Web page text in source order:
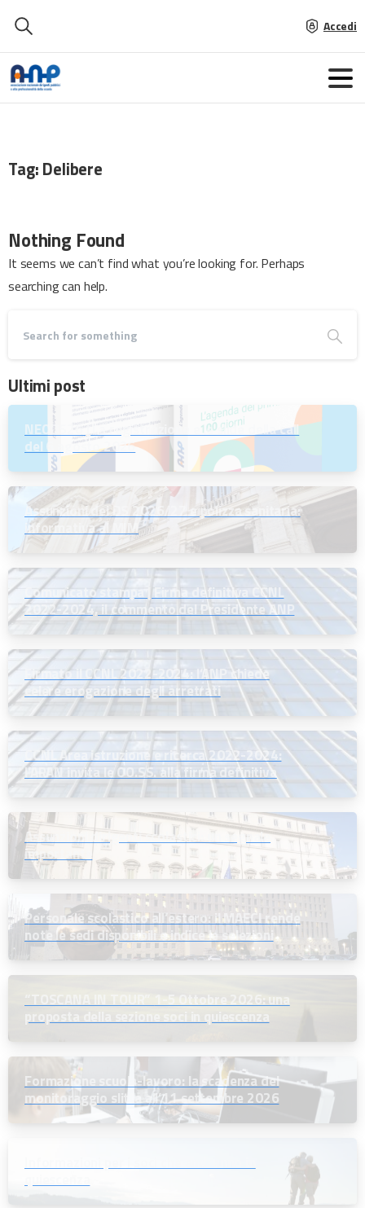
Accedi
Tag:Delibere
Nothing Found
It seems we can’t find what you’re looking for. Perhaps
searching can help.
Ultimi post
NEODS26 | La registrazione e le slide della call
del 6 agosto 2026
Assunzioni dei DS 2026/27 e polizza sanitaria:
informativa al MIM
Comunicato stampa | Firma definitiva CCNL
2022-2024, il commento del Presidente ANP
Firmato il CCNL 2022-2024: l’ANP chiede
celere erogazione degli arretrati
CCNL Area istruzione e ricerca 2022-2024:
l’ARAN invita le OO.SS. alla firma definitiva
Assunzioni dirigenti scolastici: un segnale
importante
Personale scolastico all’estero: il MAECI rende
note le sedi disponibili e indice le selezioni
Formazione scuola-lavoro: la scadenza del
monitoraggio slitta all’11 settembre 2026